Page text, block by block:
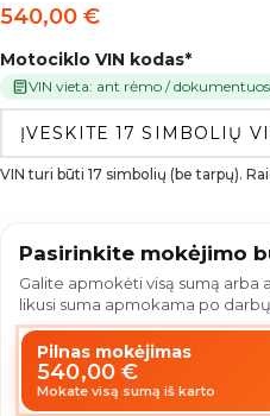
540,00 €
Motociklo VIN kodas*
VIN vieta: ant rėmo /
VIN turi būti 17 simbolių (be tarpų).
Pasirinkite mokėjimo
Galite apmokėti visą sumą
likusi suma apmokama po darbų.
Pilnas mokėjimas
540,00€
Mokate visą sumą iš karto